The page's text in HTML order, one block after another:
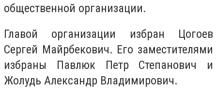
общественной организации.
Главой организации избран Цогоев
Сергей Майрбекович. Его заместителями
избраны Павлюк Петр Степанович и
Жолудь Александр Владимирович.